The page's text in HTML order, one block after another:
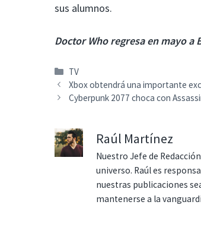
sus alumnos.
Doctor Who regresa en mayo a
Categorías
TV
Xbox obtendrá una importante
Cyberpunk 2077 choca con
Raúl Martínez
Nuestro Jefe de
universo. Raúl es
nuestras publicaciones
mantenerse a la